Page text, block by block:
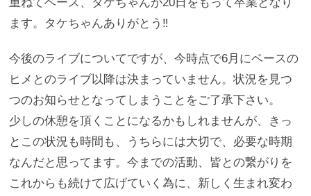
ます。タケちゃんありがとう‼
今後のライブについてですが、今時点で6月にベースの
ヒメとのライブ以降は決まっていません。状況を見つ
つのお知らせとなってしまうことをご了承下さい。
少しの休憩を頂くことになるかもしれませんが、きっ
とこの状況も時間も、うちらには大切で、必要な時期
なんだと思ってます。今までの活動、皆との繋がりを
これからも続けて広げていく為に、新しく生まれ変わ